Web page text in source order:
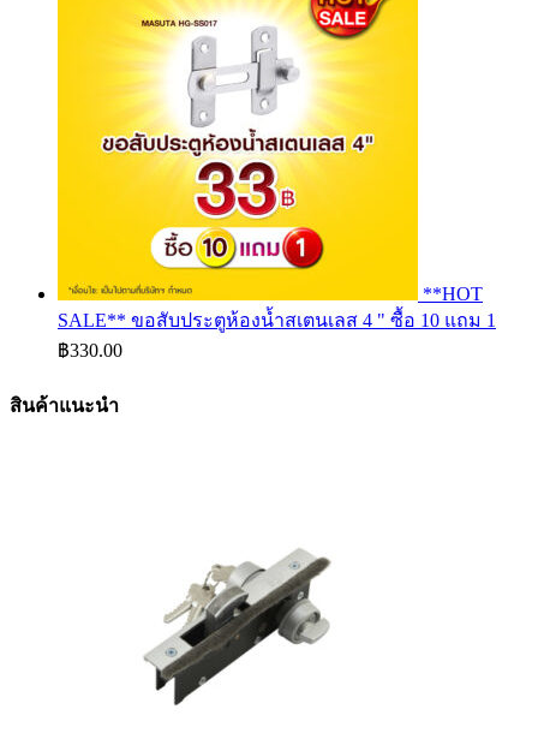
**HOT
SALE** ขอสับประตูห้องน้ำสเตนเลส 4 " ซื้อ 10 แถม 1
฿330.00
สินค้าแนะนำ